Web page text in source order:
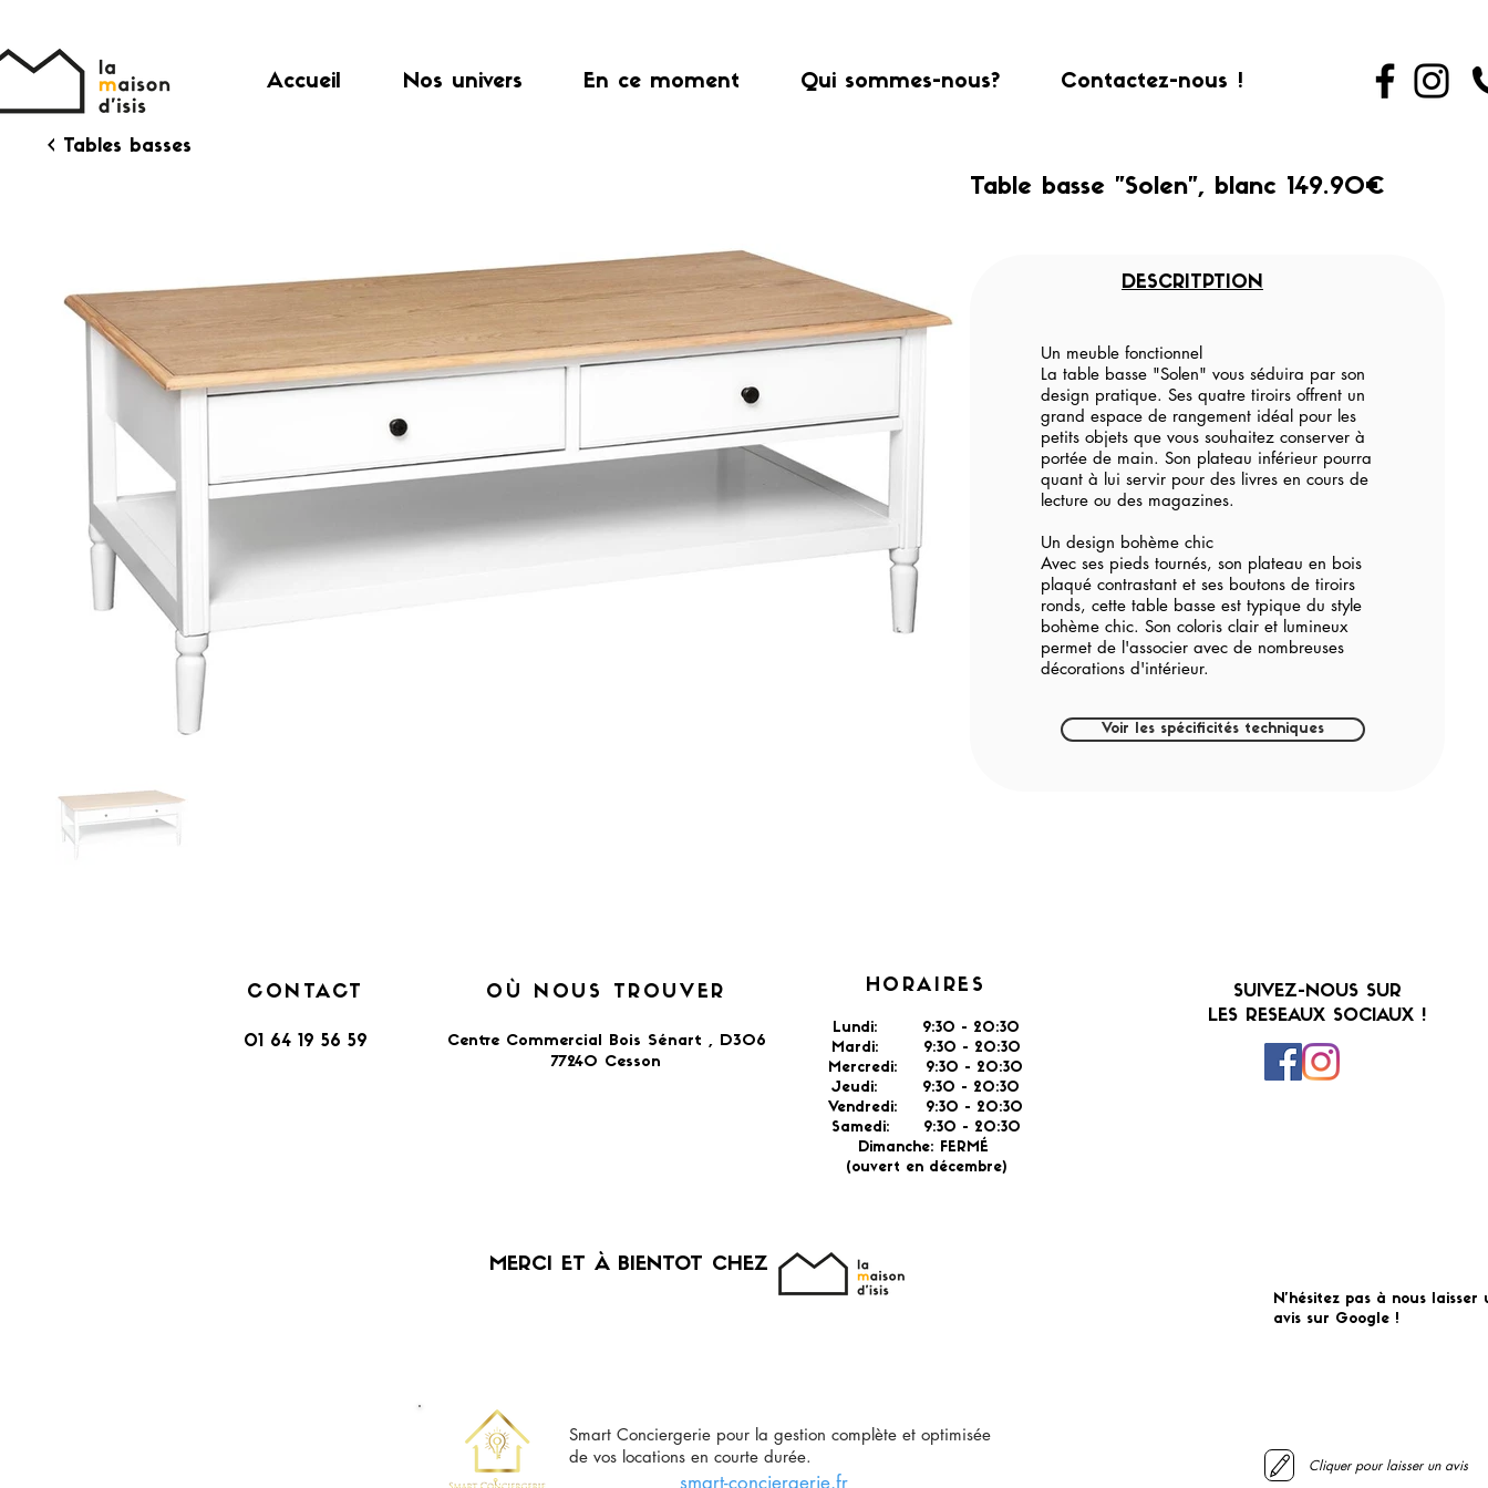
Accueil Nos univers En ce moment Qui sommes-nous? Contactez-nous !
< Tables basses
Table basse "Solen", blanc 149.90€
DESCRITPTION
Un meuble fonctionnel
La table basse "Solen" vous séduira par son
design pratique. Ses quatre tiroirs offrent un
grand espace de rangement idéal pour les
petits objets que vous souhaitez conserver à
portée de main. Son plateau inférieur pourra
quant à lui servir pour des livres en cours de
lecture ou des magazines.
Un design bohème chic
Avec ses pieds tournés, son plateau en bois
plaqué contrastant et ses boutons de tiroirs
ronds, cette table basse est typique du style
bohème chic. Son coloris clair et lumineux
permet de l'associer avec de nombreuses
décorations d'intérieur.
Voir les spécificités techniques
CONTACT
01 64 19 56 59
OÙ NOUS TROUVER
Centre Commercial Bois Sénart , D306
77240 Cesson​
HORAIRES
Lundi: 9:30 - 20:30
Mardi: 9:30 - 20:30
Mercredi: 9:30 - 20:30
Jeudi: 9:30 - 20:30
Vendredi: 9:30 - 20:30
Samedi: 9:30 - 20:30
Dimanche: FERMÉ
(ouvert en décembre)
​MERCI ET À BIENTOT CHEZ
Smart Conciergerie pour la gestion complète et optimisée
de vos locations en courte durée.
smart-conciergerie.fr
SUIVEZ-NOUS SUR
LES RESEAUX SOCIAUX !
N'hésitez pas à nous laisser
avis sur Google !
Cliquer pour laisser un avis